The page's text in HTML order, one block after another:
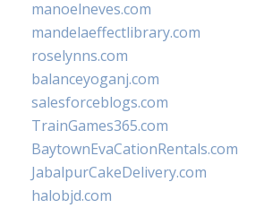
manoelneves.com
mandelaeffectlibrary.com
roselynns.com
balanceyoganj.com
salesforceblogs.com
TrainGames365.com
BaytownEvaCationRentals.com
JabalpurCakeDelivery.com
halobjd.com